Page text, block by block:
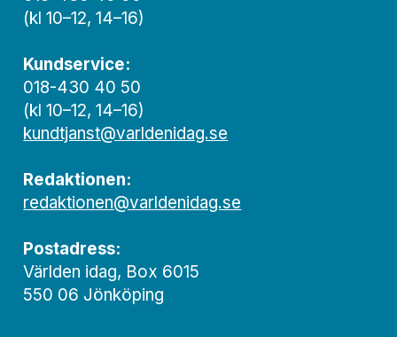
(kl 10–12, 14–16)
Kundservice:
018-430 40 50
(kl 10–12, 14–16)
kundtjanst@varldenidag.se
Redaktionen:
redaktionen@varldenidag.se
Postadress:
Världen idag, Box 6015
550 06 Jönköping